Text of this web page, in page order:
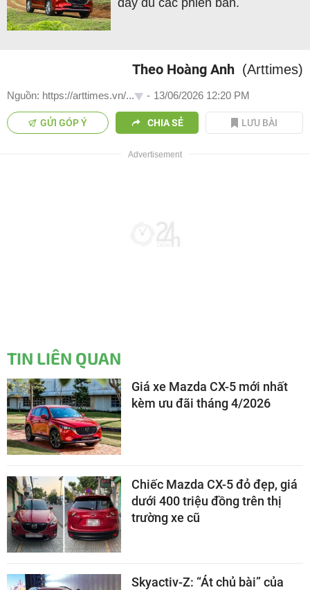
Theo Hoàng Anh (Arttimes)
Nguồn: https://arttimes.vn/... - 13/06/2026 12:20 PM
GỬI GÓP Ý CHIA SẺ LƯU BÀI
TIN LIÊN QUAN
Giá xe Mazda CX-5 mới nhất
kèm ưu đãi tháng 4/2026
Chiếc Mazda CX-5 đỏ đẹp, giá
dưới 400 triệu đồng trên thị
trường xe cũ
Skyactiv-Z: “Át chủ bài” của